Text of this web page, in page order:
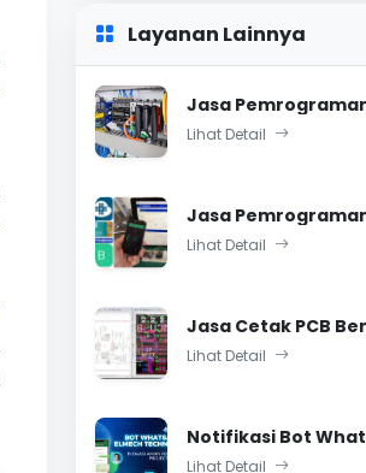
Layanan Lainnya
Lihat Detail
Lihat Detail
Lihat Detail
Lihat Detail